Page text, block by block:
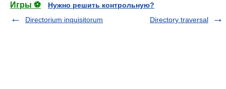
Игры ⚽
Нужно решить контрольную?
Directorium inquisitorum
Directory traversal